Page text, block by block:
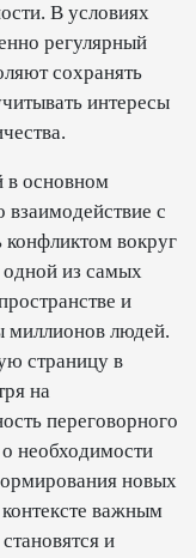
В условиях
регулярный
сохранять
интересы
в основном
взаимодействие с
вокруг
одной из самых
и
миллионов людей.
страницу в
на
переговорного
о необходимости
новых
важным
и